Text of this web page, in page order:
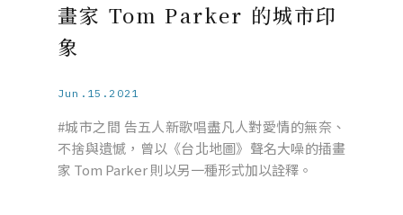
畫家 Tom Parker 的城市印
象
Jun.15.2021
#城市之間 告五人新歌唱盡凡人對愛情的無奈、
不捨與遺憾，曾以《台北地圖》聲名大噪的插畫
家 Tom Parker 則以另一種形式加以詮釋。